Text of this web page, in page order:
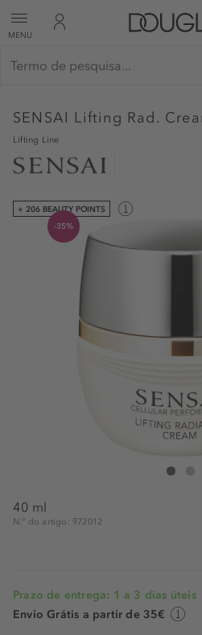
MENU
SENSAI Lifting Rad.
Lifting Line
+ 206 BEAUTY POINTS
-35%
40 ml
N.° do artigo: 972012
Prazo de entrega: 1 a 3 dias úteis
Envio Grátis a partir de 35€